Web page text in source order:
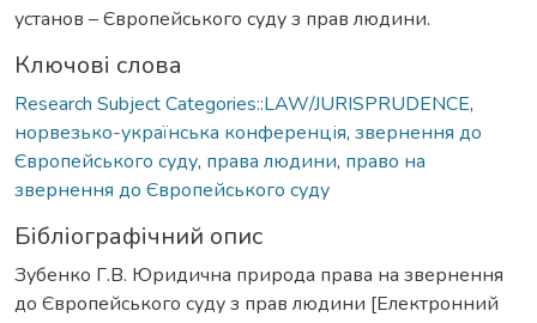
установ – Європейського суду з прав людини.
Ключові слова
Research Subject Categories::LAW/JURISPRUDENCE,
норвезько-українська конференція, звернення до
Європейського суду, права людини, право на
звернення до Європейського суду
Бібліографічний опис
Зубенко Г.В. Юридична природа права на звернення
до Європейського суду з прав людини [Електронний